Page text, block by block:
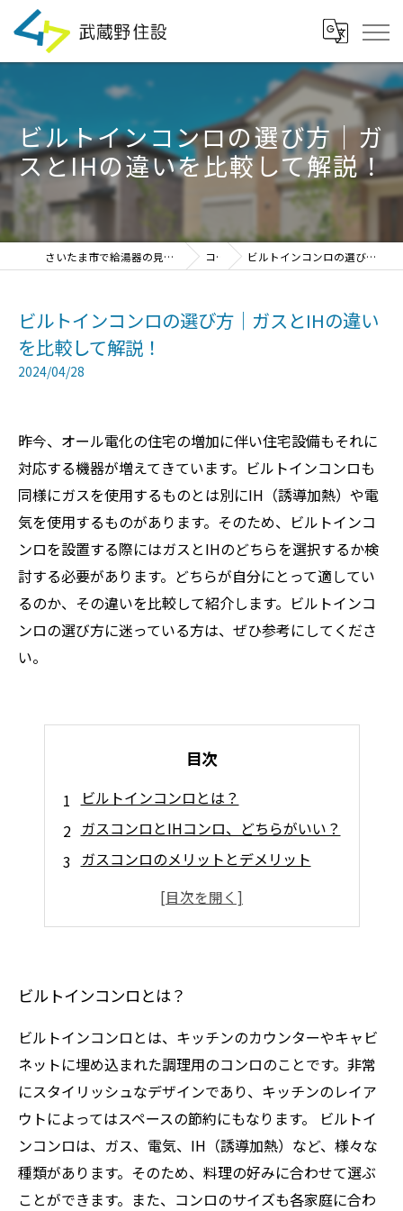
ビルトインコンロの選び方｜ガ
スとIHの違いを比較して解説！
さいたま市で給湯器の見積・設置・交換なら「武蔵野住設」 コラム ビルトインコンロの選び方｜ガスとIHの違いを比較して解説！
ビルトインコンロの選び方｜ガスとIHの違い
を比較して解説！
2024/04/28
昨今、オール電化の住宅の増加に伴い住宅設備もそれに
対応する機器が増えてきています。ビルトインコンロも
同様にガスを使用するものとは別にIH（誘導加熱）や電
気を使用するものがあります。そのため、ビルトインコ
ンロを設置する際にはガスとIHのどちらを選択するか検
討する必要があります。どちらが自分にとって適してい
るのか、その違いを比較して紹介します。ビルトインコ
ンロの選び方に迷っている方は、ぜひ参考にしてくださ
い。
目次
ビルトインコンロとは？
ガスコンロとIHコンロ、どちらがいい？
ガスコンロのメリットとデメリット
IHコンロのメリットとデメリット
ビルトインコンロとは？
ビルトインコンロとは、キッチンのカウンターやキャビ
ネットに埋め込まれた調理用のコンロのことです。非常
にスタイリッシュなデザインであり、キッチンのレイア
ウトによってはスペースの節約にもなります。 ビルトイ
ンコンロは、ガス、電気、IH（誘導加熱）など、様々な
種類があります。そのため、料理の好みに合わせて選ぶ
ことができます。また、コンロのサイズも各家庭に合わ